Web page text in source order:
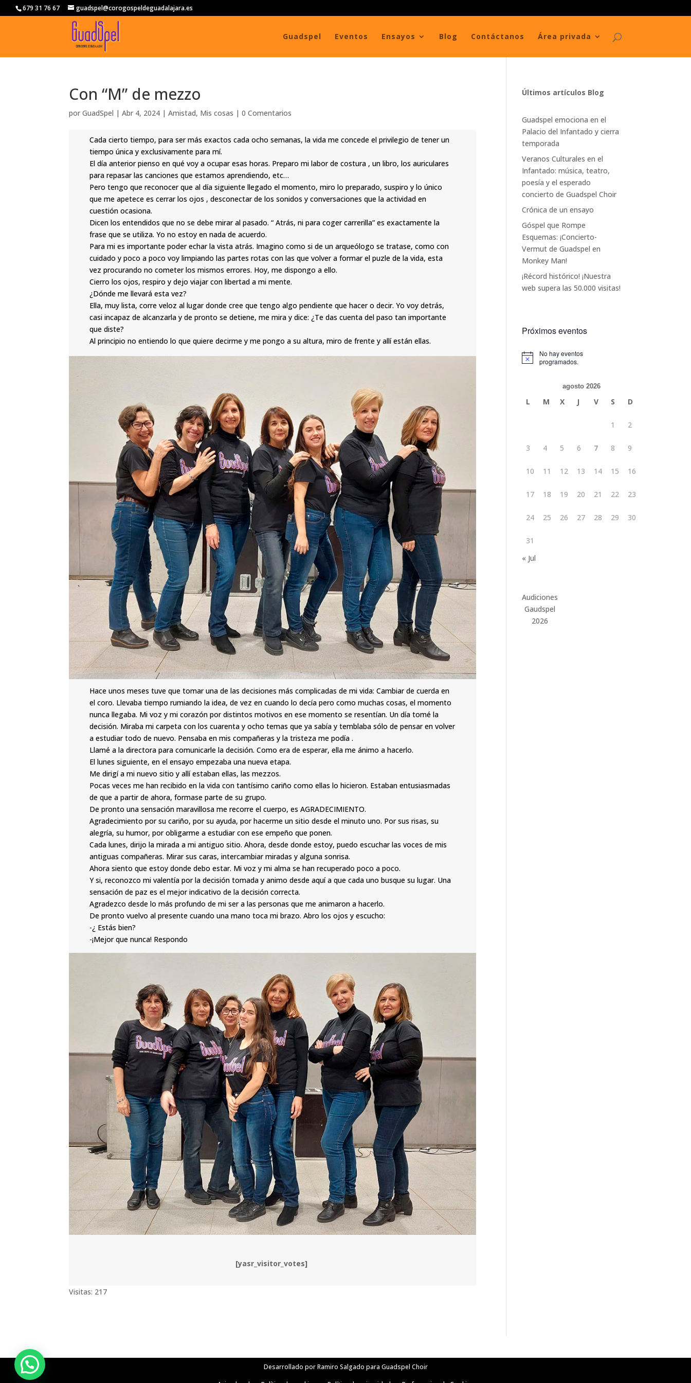
679 31 76 67 guadspel@corogospeldeguadalajara.es
Guadspel Eventos Ensayos Blog Contáctanos Área privada
Con “M” de mezzo
porGuadSpel |Abr 4, 2024 |Amistad, Mis cosas |0 Comentarios
Cada cierto tiempo, para ser más exactos cada ocho semanas, la vida me concede el privilegio de tener un
tiempo única y exclusivamente para mí.
El día anterior pienso en qué voy a ocupar esas horas. Preparo mi labor de costura , un libro, los auriculares
para repasar las canciones que estamos aprendiendo, etc…
Pero tengo que reconocer que al día siguiente llegado el momento, miro lo preparado, suspiro y lo único
que me apetece es cerrar los ojos , desconectar de los sonidos y conversaciones que la actividad en
cuestión ocasiona.
Dicen los entendidos que no se debe mirar al pasado. “ Atrás, ni para coger carrerilla” es exactamente la
frase que se utiliza. Yo no estoy en nada de acuerdo.
Para mi es importante poder echar la vista atrás. Imagino como si de un arqueólogo se tratase, como con
cuidado y poco a poco voy limpiando las partes rotas con las que volver a formar el puzle de la vida, esta
vez procurando no cometer los mismos errores. Hoy, me dispongo a ello.
Cierro los ojos, respiro y dejo viajar con libertad a mi mente.
¿Dónde me llevará esta vez?
Ella, muy lista, corre veloz al lugar donde cree que tengo algo pendiente que hacer o decir. Yo voy detrás,
casi incapaz de alcanzarla y de pronto se detiene, me mira y dice: ¿Te das cuenta del paso tan importante
que diste?
Al principio no entiendo lo que quiere decirme y me pongo a su altura, miro de frente y allí están ellas.
Hace unos meses tuve que tomar una de las decisiones más complicadas de mi vida: Cambiar de cuerda en
el coro. Llevaba tiempo rumiando la idea, de vez en cuando lo decía pero como muchas cosas, el momento
nunca llegaba. Mi voz y mi corazón por distintos motivos en ese momento se resentían. Un día tomé la
decisión. Miraba mi carpeta con los cuarenta y ocho temas que ya sabía y temblaba sólo de pensar en volver
a estudiar todo de nuevo. Pensaba en mis compañeras y la tristeza me podía .
Llamé a la directora para comunicarle la decisión. Como era de esperar, ella me ánimo a hacerlo.
El lunes siguiente, en el ensayo empezaba una nueva etapa.
Me dirigí a mi nuevo sitio y allí estaban ellas, las mezzos.
Pocas veces me han recibido en la vida con tantísimo cariño como ellas lo hicieron. Estaban entusiasmadas
de que a partir de ahora, formase parte de su grupo.
De pronto una sensación maravillosa me recorre el cuerpo, es AGRADECIMIENTO.
Agradecimiento por su cariño, por su ayuda, por hacerme un sitio desde el minuto uno. Por sus risas, su
alegría, su humor, por obligarme a estudiar con ese empeño que ponen.
Cada lunes, dirijo la mirada a mi antiguo sitio. Ahora, desde donde estoy, puedo escuchar las voces de mis
antiguas compañeras. Mirar sus caras, intercambiar miradas y alguna sonrisa.
Ahora siento que estoy donde debo estar. Mi voz y mi alma se han recuperado poco a poco.
Y si, reconozco mi valentía por la decisión tomada y animo desde aquí a que cada uno busque su lugar. Una
sensación de paz es el mejor indicativo de la decisión correcta.
Agradezco desde lo más profundo de mi ser a las personas que me animaron a hacerlo.
De pronto vuelvo al presente cuando una mano toca mi brazo. Abro los ojos y escucho:
-¿ Estás bien?
-¡Mejor que nunca! Respondo
[yasr_visitor_votes]
Visitas: 217
Últimos artículos Blog
Guadspel emociona en el
Palacio del Infantado y cierra
temporada
Veranos Culturales en el
Infantado: música, teatro,
poesía y el esperado
concierto de Guadspel Choir
Crónica de un ensayo
Góspel que Rompe
Esquemas: ¡Concierto-
Vermut de Guadspel en
Monkey Man!
¡Récord histórico! ¡Nuestra
web supera las 50.000 visitas!
Próximos eventos
Aviso
No hay eventos
programados.
agosto 2026
L M X J V S D
1 2
3 4 5 6 7 8 9
10 11 12 13 14 15 16
17 18 19 20 21 22 23
24 25 26 27 28 29 30
31
« Jul
Audiciones
Gaudspel
2026
Desarrollado por Ramiro Salgado para Guadspel Choir